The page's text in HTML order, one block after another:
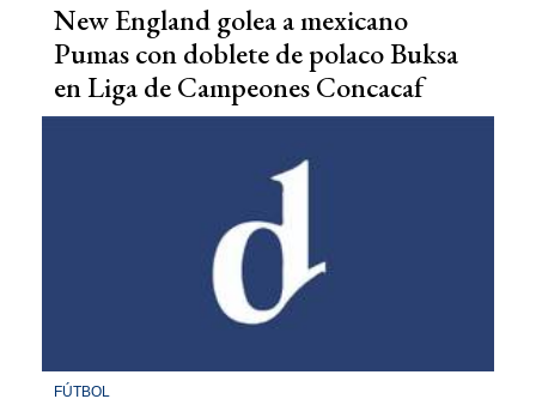
New England golea a mexicano
Pumas con doblete de polaco Buksa
en Liga de Campeones Concacaf
FÚTBOL